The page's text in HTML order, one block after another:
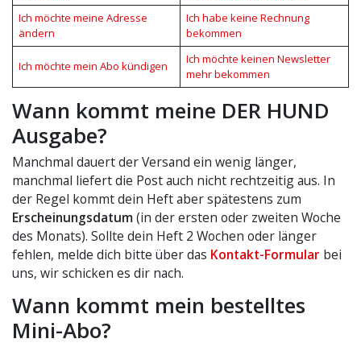
Ich möchte meine Adresse
ändern
Ich habe keine Rechnung
bekommen
Ich möchte mein Abo kündigen
Ich möchte keinen Newsletter
mehr bekommen
Wann kommt meine DER HUND
Ausgabe?
Manchmal dauert der Versand ein wenig länger,
manchmal liefert die Post auch nicht rechtzeitig aus. In
der Regel kommt dein Heft aber spätestens zum
Erscheinungsdatum(in der ersten oder zweiten Woche
des Monats). Sollte dein Heft 2 Wochen oder länger
fehlen, melde dich bitte über das Kontakt-Formular bei
uns, wir schicken es dir nach.
Wann kommt mein bestelltes
Mini-Abo?